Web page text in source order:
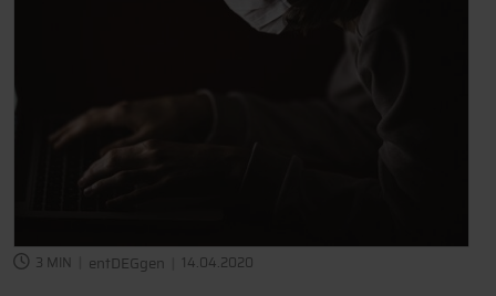
3 MIN entDEGgen 14.04.2020